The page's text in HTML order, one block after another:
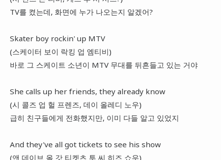
TV를 켰는데, 화면에 누가 나오는지 알겠어?
Skater boy rockin' up MTV
(스케이터 보이 락킹 업 엠티비)
바로 그 스케이트 소년이 MTV 무대를 뒤흔들고 있는 거야
She calls up her friends, they already know
(시 콜즈 업 헐 프렌즈, 데이 올레디 노우)
급히 친구들에게 전화했지만, 이미 다들 알고 있었지
And they've all got tickets to see his show
(앤 데이브 올 갓 티켓츠 투 씨 히즈 쇼우)